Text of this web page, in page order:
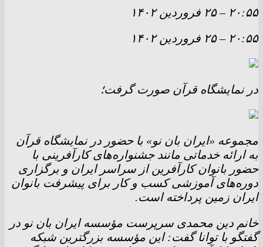
۲۰:۵۵ – ۲۵ فروردين ۱۴۰۲
۲۰:۵۵ – ۲۵ فروردين ۱۴۰۲
در نمایشگاه قرآن صورت گرفت؛
مجموعه «ایران بان نو» با حضور در نمایشگاه قرآن
به ارائه خدماتی مانند جشنواره‌های کارآفرینی با
حضور بانوان کارآفرین از سراسر ایران و برگزاری
دوره‌های آموزشی کسب و کار برای پیشرفت بانوان
ایران زمین پرداخته است.
خانم دین محمدی سرپرست مؤسسه ایران بان نو در
گفتگو با توانا گفت: این مؤسسه بزرگترین شبکه